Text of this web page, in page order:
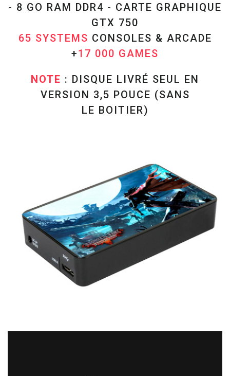
- 8 GO RAM DDR4 - CARTE GRAPHIQUE
GTX 750
65 SYSTEMS CONSOLES & ARCADE
+17 000 GAMES
NOTE : DISQUE LIVRÉ SEUL EN
VERSION 3,5 POUCE (SANS
LE BOITIER)